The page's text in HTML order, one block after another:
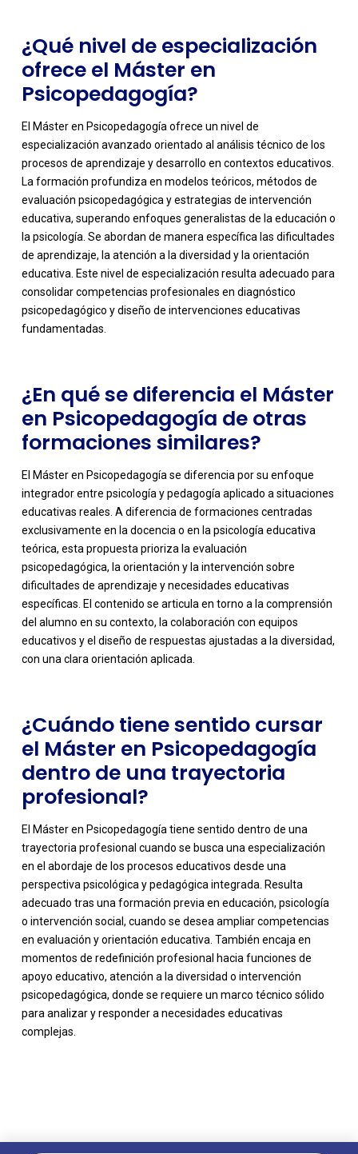
¿Qué nivel de especialización
ofrece el Máster en
Psicopedagogía?
El Máster en Psicopedagogía ofrece un nivel de
especialización avanzado orientado al análisis técnico de los
procesos de aprendizaje y desarrollo en contextos educativos.
La formación profundiza en modelos teóricos, métodos de
evaluación psicopedagógica y estrategias de intervención
educativa, superando enfoques generalistas de la educación o
la psicología. Se abordan de manera específica las dificultades
de aprendizaje, la atención a la diversidad y la orientación
educativa. Este nivel de especialización resulta adecuado para
consolidar competencias profesionales en diagnóstico
psicopedagógico y diseño de intervenciones educativas
fundamentadas.
-
¿En qué se diferencia el Máster
en Psicopedagogía de otras
formaciones similares?
El Máster en Psicopedagogía se diferencia por su enfoque
integrador entre psicología y pedagogía aplicado a situaciones
educativas reales. A diferencia de formaciones centradas
exclusivamente en la docencia o en la psicología educativa
teórica, esta propuesta prioriza la evaluación
psicopedagógica, la orientación y la intervención sobre
dificultades de aprendizaje y necesidades educativas
específicas. El contenido se articula en torno a la comprensión
del alumno en su contexto, la colaboración con equipos
educativos y el diseño de respuestas ajustadas a la diversidad,
con una clara orientación aplicada.
-
¿Cuándo tiene sentido cursar
el Máster en Psicopedagogía
dentro de una trayectoria
profesional?
El Máster en Psicopedagogía tiene sentido dentro de una
trayectoria profesional cuando se busca una especialización
en el abordaje de los procesos educativos desde una
perspectiva psicológica y pedagógica integrada. Resulta
adecuado tras una formación previa en educación, psicología
o intervención social, cuando se desea ampliar competencias
en evaluación y orientación educativa. También encaja en
momentos de redefinición profesional hacia funciones de
apoyo educativo, atención a la diversidad o intervención
psicopedagógica, donde se requiere un marco técnico sólido
para analizar y responder a necesidades educativas
complejas.